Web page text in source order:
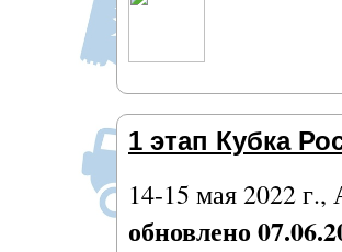
1 этап Кубка
14-15 мая 2022
обновлено